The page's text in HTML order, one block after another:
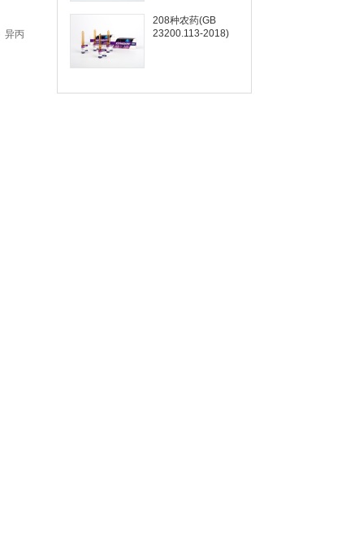
异丙
208种农药(GB
23200.113-2018)